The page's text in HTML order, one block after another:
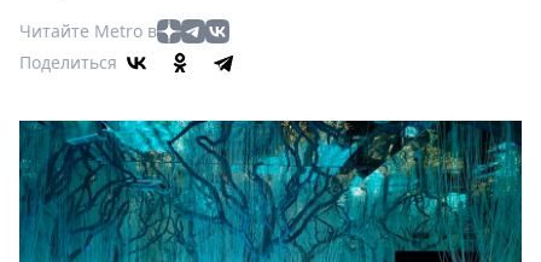
Афиша
Книги
Пресс-
релизы
О
Metro
Стримы
Читайте Metro в
Поделиться